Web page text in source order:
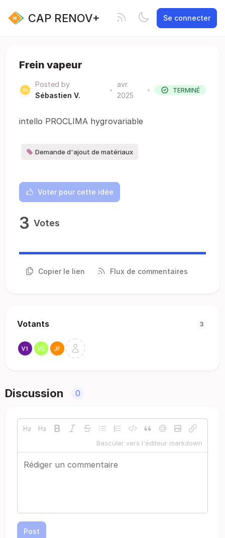
CAP RENOV+ Se connecter
Frein vapeur
Posted by
Sébastien V.
•
avr.
2025
• TERMINÉ
intello PROCLIMA hygrovariable
Demande d'ajout de matériaux
Voter pour cette idée
3 Votes
Copier le lien Flux de commentaires
Votants 3
Discussion 0
Basculer vers l'éditeur markdown
Post